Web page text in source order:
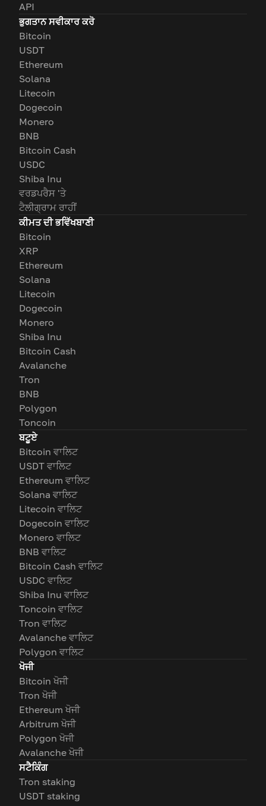
API
ਭੁਗਤਾਨ ਸਵੀਕਾਰ ਕਰੋ
Bitcoin
USDT
Ethereum
Solana
Litecoin
Dogecoin
Monero
BNB
Bitcoin Cash
USDC
Shiba Inu
ਵਰਡਪਰੈਸ 'ਤੇ
ਟੈਲੀਗ੍ਰਾਮ ਰਾਹੀਂ
ਕੀਮਤ ਦੀ ਭਵਿੱਖਬਾਣੀ
Bitcoin
XRP
Ethereum
Solana
Litecoin
Dogecoin
Monero
Shiba Inu
Bitcoin Cash
Avalanche
Tron
BNB
Polygon
Toncoin
ਬਟੂਏ
Bitcoin ਵਾਲਿਟ
USDT ਵਾਲਿਟ
Ethereum ਵਾਲਿਟ
Solana ਵਾਲਿਟ
Litecoin ਵਾਲਿਟ
Dogecoin ਵਾਲਿਟ
Monero ਵਾਲਿਟ
BNB ਵਾਲਿਟ
Bitcoin Cash ਵਾਲਿਟ
USDC ਵਾਲਿਟ
Shiba Inu ਵਾਲਿਟ
Toncoin ਵਾਲਿਟ
Tron ਵਾਲਿਟ
Avalanche ਵਾਲਿਟ
Polygon ਵਾਲਿਟ
ਖੋਜੀ
Bitcoin ਖੋਜੀ
Tron ਖੋਜੀ
Ethereum ਖੋਜੀ
Arbitrum ਖੋਜੀ
Polygon ਖੋਜੀ
Avalanche ਖੋਜੀ
ਸਟੈਕਿੰਗ
Tron staking
USDT staking